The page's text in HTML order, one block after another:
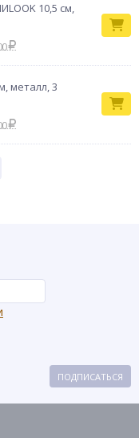
10,5 см,
металл, 3
ПОДПИСАТЬСЯ